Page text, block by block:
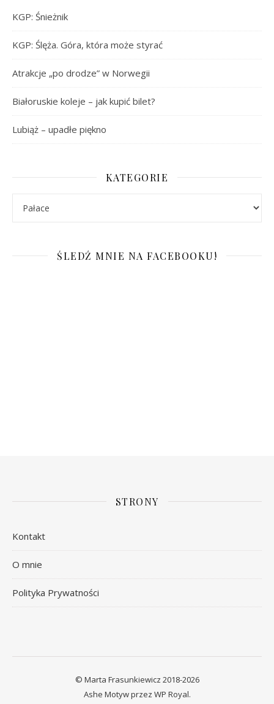
KGP: Śnieżnik
KGP: Ślęża. Góra, która może styrać
Atrakcje „po drodze” w Norwegii
Białoruskie koleje – jak kupić bilet?
Lubiąż – upadłe piękno
KATEGORIE
ŚLEDŹ MNIE NA FACEBOOKU!
STRONY
Kontakt
O mnie
Polityka Prywatności
© Marta Frasunkiewicz 2018-2026
Ashe Motyw przez WP Royal.